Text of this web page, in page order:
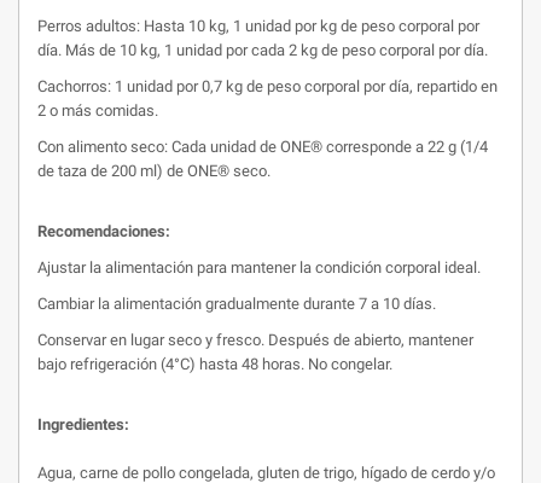
Perros adultos: Hasta 10 kg, 1 unidad por kg de peso corporal por
día. Más de 10 kg, 1 unidad por cada 2 kg de peso corporal por día.
Cachorros: 1 unidad por 0,7 kg de peso corporal por día, repartido en
2 o más comidas.
Con alimento seco: Cada unidad de ONE® corresponde a 22 g (1/4
de taza de 200 ml) de ONE® seco.
Recomendaciones:
Ajustar la alimentación para mantener la condición corporal ideal.
Cambiar la alimentación gradualmente durante 7 a 10 días.
Conservar en lugar seco y fresco. Después de abierto, mantener
bajo refrigeración (4°C) hasta 48 horas. No congelar.
Ingredientes:
Agua, carne de pollo congelada, gluten de trigo, hígado de cerdo y/o